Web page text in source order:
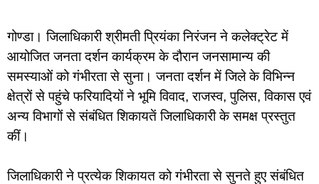
गोण्डा। जिलाधिकारी श्रीमती प्रियंका निरंजन ने कलेक्ट्रेट में
आयोजित जनता दर्शन कार्यक्रम के दौरान जनसामान्य की
समस्याओं को गंभीरता से सुना। जनता दर्शन में जिले के विभिन्न
क्षेत्रों से पहुंचे फरियादियों ने भूमि विवाद, राजस्व, पुलिस, विकास एवं
अन्य विभागों से संबंधित शिकायतें जिलाधिकारी के समक्ष प्रस्तुत
कीं।
जिलाधिकारी ने प्रत्येक शिकायत को गंभीरता से सुनते हुए संबंधित